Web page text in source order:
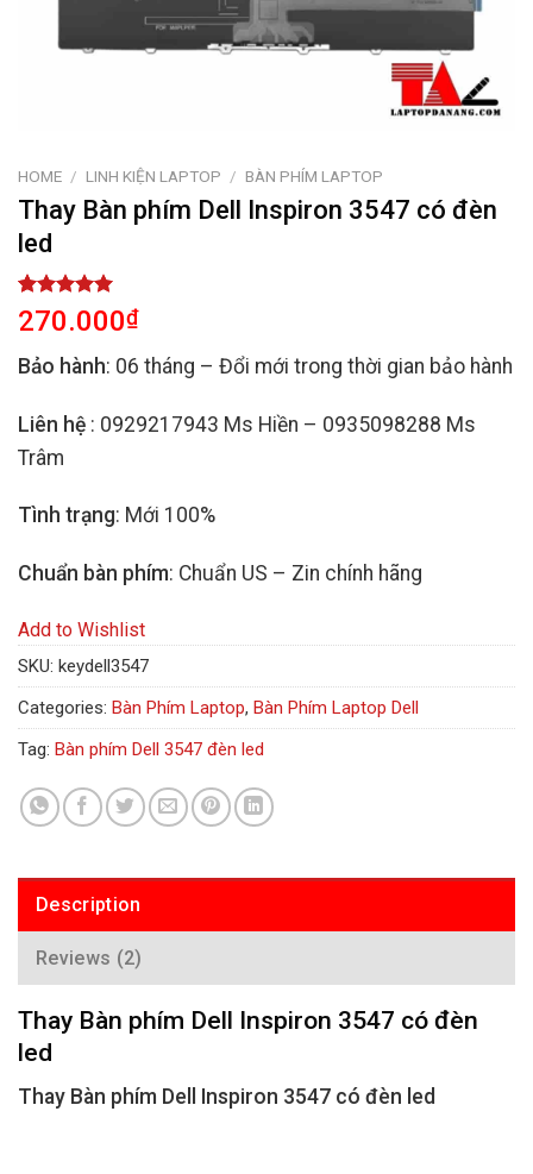
HOME / LINH KIỆN LAPTOP / BÀN PHÍM LAPTOP
Thay Bàn phím Dell Inspiron 3547 có đèn
led
Rated
5.00
out of 5
2
customer
270.000₫
Bảo hành: 06 tháng – Đổi mới trong thời gian bảo hành
Liên hệ : 0929217943 Ms Hiền – 0935098288 Ms
Trâm
Tình trạng: Mới 100%
Chuẩn bàn phím: Chuẩn US – Zin chính hãng
Add to Wishlist
SKU: keydell3547
Categories: Bàn Phím Laptop, Bàn Phím Laptop Dell
Tag: Bàn phím Dell 3547 đèn led
Description
Reviews (2)
Thay Bàn phím Dell Inspiron 3547 có đèn
led
Thay Bàn phím Dell Inspiron 3547 có đèn led